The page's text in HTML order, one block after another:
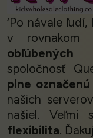
‘Po návale
v
obľúbených
spoločnosť
plne označenú
našich
našiel.
flexibilita.